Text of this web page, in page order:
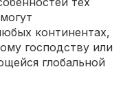
континентах,
господству или
глобальной